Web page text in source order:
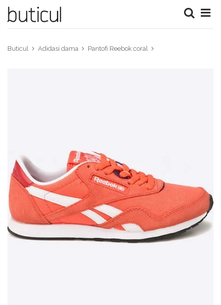
Buticul Adidasi dama Pantofi Reebok coral